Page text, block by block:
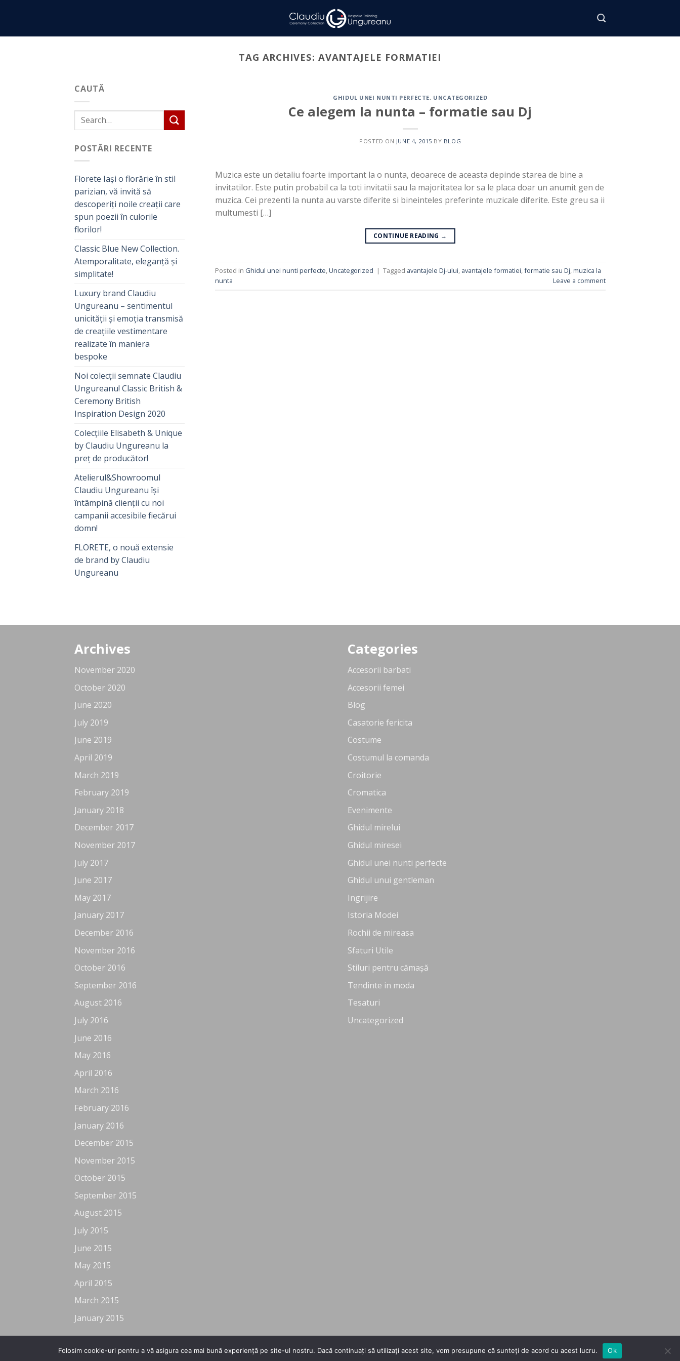
TAG ARCHIVES: AVANTAJELE FORMATIEI
CAUTĂ
POSTĂRI RECENTE
Florete Iași o florărie în stil
parizian, vă invită să
descoperiți noile creații care
spun poezii în culorile
florilor!
Classic Blue New Collection.
Atemporalitate, eleganță și
simplitate!
Luxury brand Claudiu
Ungureanu – sentimentul
unicității și emoția transmisă
de creațiile vestimentare
realizate în maniera
bespoke
Noi colecții semnate Claudiu
Ungureanu! Classic British &
Ceremony British
Inspiration Design 2020
Colecțiile Elisabeth & Unique
by Claudiu Ungureanu la
preț de producător!
Atelierul&Showroomul
Claudiu Ungureanu își
întâmpină clienții cu noi
campanii accesibile fiecărui
domn!
FLORETE, o nouă extensie
de brand by Claudiu
Ungureanu
GHIDUL UNEI NUNTI PERFECTE, UNCATEGORIZED
Ce alegem la nunta – formatie sau Dj
POSTED ON JUNE 4, 2015 BY BLOG
Muzica este un detaliu foarte important la o nunta, deoarece de aceasta depinde starea de bine a
invitatilor. Este putin probabil ca la toti invitatii sau la majoritatea lor sa le placa doar un anumit gen de
muzica. Cei prezenti la nunta au varste diferite si bineinteles preferinte muzicale diferite. Este greu sa ii
multumesti […]
CONTINUE READING →
Posted in Ghidul unei nunti perfecte,Uncategorized | Tagged avantajele Dj-ului, avantajele formatiei,formatie sau Dj,muzica la
nunta
Leave a comment
Archives
November 2020
October 2020
June 2020
July 2019
June 2019
April 2019
March 2019
February 2019
January 2018
December 2017
November 2017
July 2017
June 2017
May 2017
January 2017
December 2016
November 2016
October 2016
September 2016
August 2016
July 2016
June 2016
May 2016
April 2016
March 2016
February 2016
January 2016
December 2015
November 2015
October 2015
September 2015
August 2015
July 2015
June 2015
May 2015
April 2015
March 2015
January 2015
Categories
Accesorii barbati
Accesorii femei
Blog
Casatorie fericita
Costume
Costumul la comanda
Croitorie
Cromatica
Evenimente
Ghidul mirelui
Ghidul miresei
Ghidul unei nunti perfecte
Ghidul unui gentleman
Ingrijire
Istoria Modei
Rochii de mireasa
Sfaturi Utile
Stiluri pentru cămașă
Tendinte in moda
Tesaturi
Uncategorized
Copyright 2026 ©Flatsome Theme
Folosim cookie-uri pentru a vă asigura cea mai bună experiență pe site-ul nostru. Dacă continuați să utilizați acest site, vom presupune că sunteți de acord cu acest lucru. Ok